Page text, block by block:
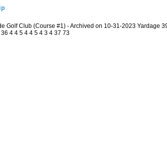
Golf Club (Course #1) - Archived on 10-31-2023 Yardage
4 4 5 4 4 5 4 3 4 37 73